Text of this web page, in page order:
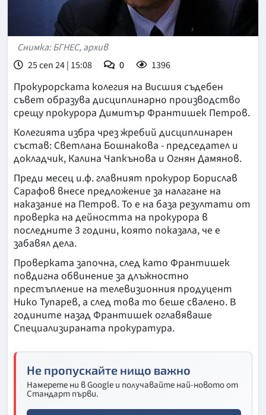
Снимка: БГНЕС, архив
25 сеп 24 | 15:08
0 1396
Прокурорската колегия на Висшия съдебен
съвет образува дисциплинарно производство
срещу прокурора Димитър Франтишек Петров.
Колегията избра чрез жребий дисциплинарен
състав: Светлана Бошнакова - председател и
докладчик, Калина Чапкънова и Огнян Дамянов.
Преди месец и.ф. главният прокурор Борислав
Сарафов внесе предложение за налагане на
наказание на Петров. То е на база резултати от
проверка на дейността на прокурора в
последните 3 години, която показала, че е
забавял дела.
Проверката започна, след като Франтишек
повдигна обвинение за длъжностно
престъпление на телевизионния продуцент
Нико Тупарев, а след това то беше свалено. В
годините назад Франтишек оглавяваше
Специализираната прокуратура.
Не пропускайте нищо важно
Намерете ни в Google и получавайте най-новото от
Стандарт първи.